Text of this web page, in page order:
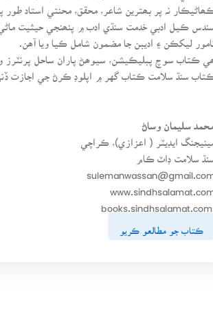
ڪھاڻيڪار نہ پر بھترين شاعر، محقق، محنتي استاد
سندس ڪيل ادبي خدمت سنڌي ادب ۾ پنھنجي حيثيت
نامور ليکڪن ۽ اديبن جا مضمون شامل ڪيا ويا آھن.
ڪتاب سنڌ سلامت ڪتاب گهر ۾ اپلوڊ ڪرڻ جي اجازت
محمد سليمان وساڻ
مينيجنگ ايڊيٽر ( اعزازي)، ڪراچي
سنڌ سلامت ڊاٽ ڪام
sulemanwassan@gmail.com
www.sindhsalamat.com
ڪتاب جو مطالعو ڪريو